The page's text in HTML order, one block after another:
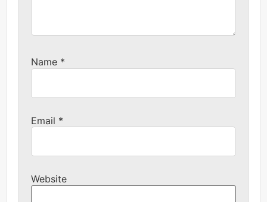
Name *
Email *
Website